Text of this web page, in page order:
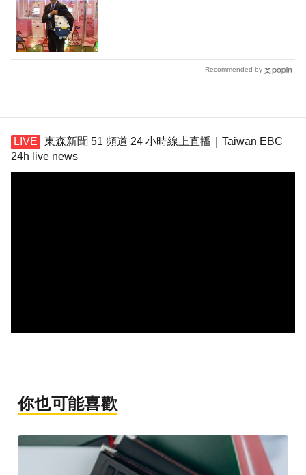
Recommended by
東森新聞 51 頻道 24 小時線上直播｜Taiwan EBC
24h live news
你也可能喜歡